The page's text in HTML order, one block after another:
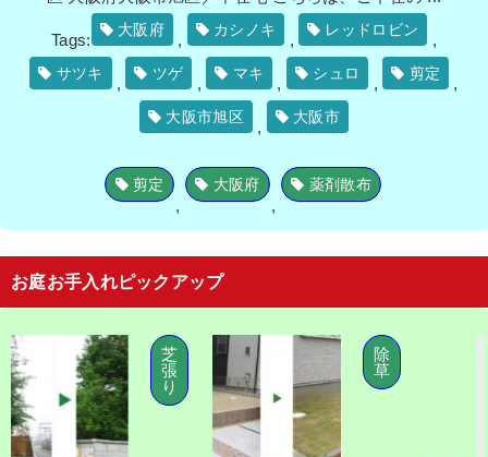
Tags:
大阪府
,
カシノキ
,
レッドロビン
,
サツキ
,
ツゲ
,
マキ
,
シュロ
,
剪定
,
大阪市旭区
,
大阪市
剪定
,
大阪府
,
薬剤散布
お庭お手入れピックアップ
芝
張
り